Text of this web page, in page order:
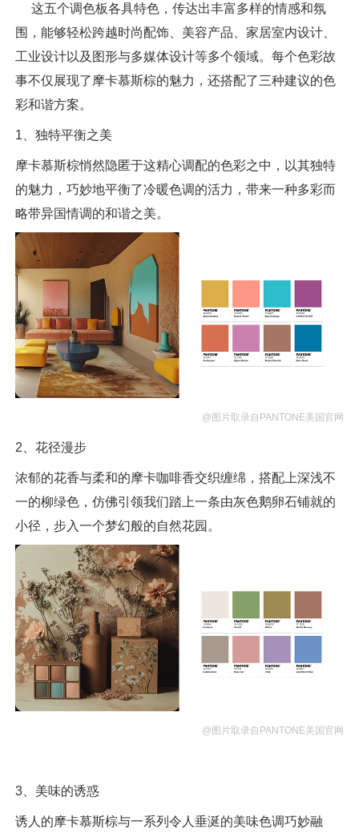
这五个调色板各具特色，传达出丰富多样的情感和氛
围，能够轻松跨越时尚配饰、美容产品、家居室内设计、
工业设计以及图形与多媒体设计等多个领域。每个色彩故
事不仅展现了摩卡慕斯棕的魅力，还搭配了三种建议的色
彩和谐方案。
1、独特平衡之美
摩卡慕斯棕悄然隐匿于这精心调配的色彩之中，以其独特
的魅力，巧妙地平衡了冷暖色调的活力，带来一种多彩而
略带异国情调的和谐之美。
@图片取录自PANTONE美国官网
2、花径漫步
浓郁的花香与柔和的摩卡咖啡香交织缠绵，搭配上深浅不
一的柳绿色，仿佛引领我们踏上一条由灰色鹅卵石铺就的
小径，步入一个梦幻般的自然花园。
@图片取录自PANTONE美国官网
3、美味的诱惑
诱人的摩卡慕斯棕与一系列令人垂涎的美味色调巧妙融